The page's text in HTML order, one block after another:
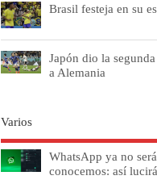
Brasil festeja en su
Japón dio la
a Alemania
Varios
WhatsApp ya no
conocemos: así